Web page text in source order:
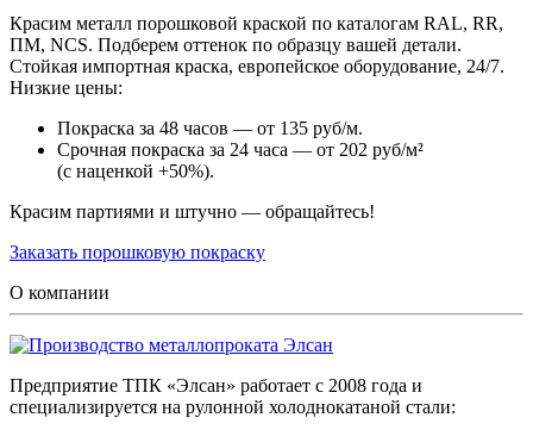
Красим металл порошковой краской по каталогам RAL, RR,
ПМ, NCS. Подберем оттенок по образцу вашей детали.
Стойкая импортная краска, европейское оборудование, 24/7.
Низкие цены:
Покраска за 48 часов — от 135 руб/м.
Срочная покраска за 24 часа — от 202 руб/м²
(с наценкой +50%).
Красим партиями и штучно — обращайтесь!
Заказать порошковую покраску
О компании
Предприятие ТПК «Элсан» работает с 2008 года и
специализируется на рулонной холоднокатаной стали: